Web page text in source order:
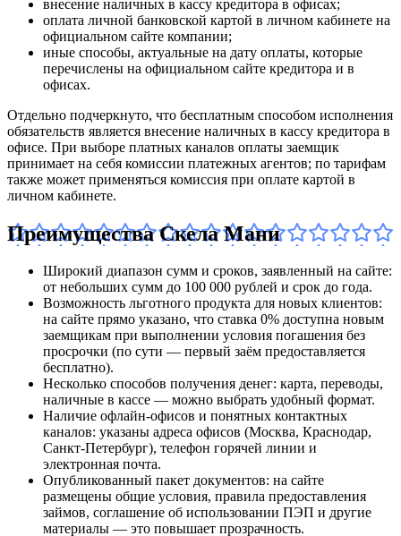
внесение наличных в кассу кредитора в офисах;
оплата личной банковской картой в личном кабинете на
официальном сайте компании;
иные способы, актуальные на дату оплаты, которые
перечислены на официальном сайте кредитора и в
офисах.
Отдельно подчеркнуто, что бесплатным способом исполнения
обязательств является внесение наличных в кассу кредитора в
офисе. При выборе платных каналов оплаты заемщик
принимает на себя комиссии платежных агентов; по тарифам
также может применяться комиссия при оплате картой в
личном кабинете.
Преимущества Скела Мани
Широкий диапазон сумм и сроков, заявленный на сайте:
от небольших сумм до 100 000 рублей и срок до года.
Возможность льготного продукта для новых клиентов:
на сайте прямо указано, что ставка 0% доступна новым
заемщикам при выполнении условия погашения без
просрочки (по сути — первый заём предоставляется
бесплатно).
Несколько способов получения денег: карта, переводы,
наличные в кассе — можно выбрать удобный формат.
Наличие офлайн‑офисов и понятных контактных
каналов: указаны адреса офисов (Москва, Краснодар,
Санкт‑Петербург), телефон горячей линии и
электронная почта.
Опубликованный пакет документов: на сайте
размещены общие условия, правила предоставления
займов, соглашение об использовании ПЭП и другие
материалы — это повышает прозрачность.